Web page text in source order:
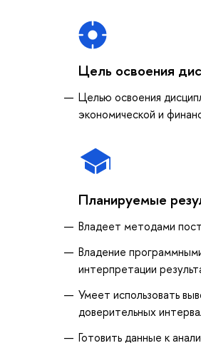
Цель освоения
Целью освоения
экономической и
Планируемые
Владеет методами
Владение
интерпретации
Умеет использовать
доверительных
Готовить данные к